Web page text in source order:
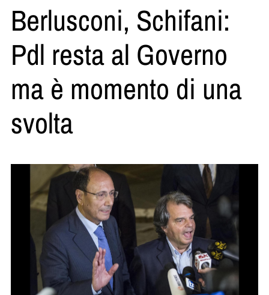
Berlusconi, Schifani:
Pdl resta al Governo
ma è momento di una
svolta